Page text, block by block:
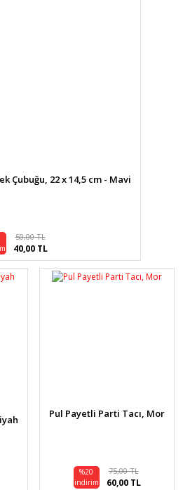
Çubuğu, 22 x 14,5 cm - Mavi
50,00 TL
40,00 TL
Pul Payetli Parti Tacı, Mor
%20
indirim
75,00 TL
60,00 TL